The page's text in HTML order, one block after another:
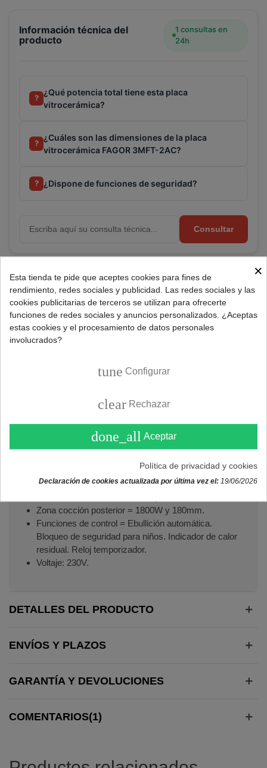
Información técnica del
producto
1 consultas en
24h
?
¿Qué potencia total tiene esta placa
vitrocerámica?
?
¿Cuáles son las dimensiones de la placa
vitrocerámica FAGOR 3MFT-2AC?
? ¿Dispone de funciones de seguridad?
Consultar
Referencia: 3MFT-2AC
Marca: GRUPO FAGOR
DESCRIPCIÓN
Placa vitrocerámica radiante Fagor con doble zona de
Mandos = Táctil independientes en cada zona.
Dimensiones = 520x300mm.
Zona cocción posterior = 1800W y 180mm.
Funciones de control = Ebullición automática.
Bloqueo de seguridad para niños. Indicador de calor
residual. Reloj temporizador.
Voltaje: 230V.
DETALLES DEL PRODUCTO
ENVÍOS Y PLAZOS
GARANTÍA Y DEVOLUCIONES
COMENTARIOS(1)
×
Esta tienda te pide que aceptes cookies para fines de
rendimiento, redes sociales y publicidad. Las redes sociales y las
cookies publicitarias de terceros se utilizan para ofrecerte
funciones de redes sociales y anuncios personalizados. ¿Aceptas
estas cookies y el procesamiento de datos personales
involucrados?
tune Configurar
clear Rechazar
done_all Aceptar
Política de privacidad y cookies
Declaración de cookies actualizada por última vez el: 19/06/2026